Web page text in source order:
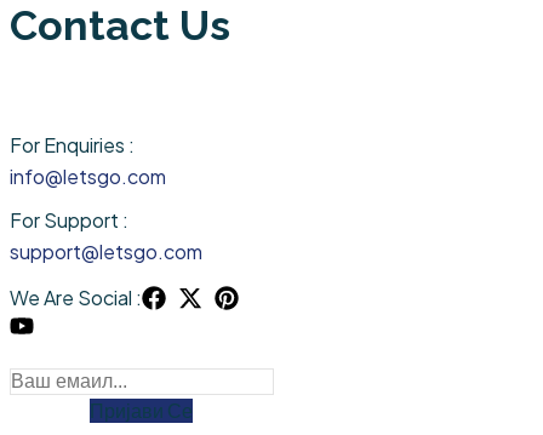
Contact Us
For Enquiries :
info@letsgo.com
For Support :
support@letsgo.com
We Are Social :
Пријави Се